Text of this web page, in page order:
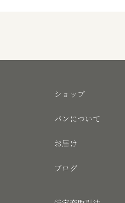
ショップ
パンについて
お届け
ブログ